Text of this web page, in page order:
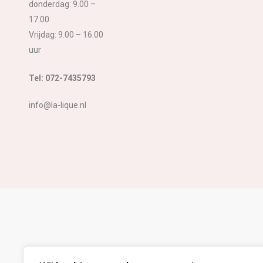
donderdag: 9.00 –
17.00
Vrijdag: 9.00 – 16.00
uur
Tel: 072-7435793
info@la-lique.nl